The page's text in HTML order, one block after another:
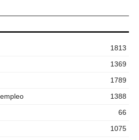
1813
1369
1789
1388
66
1075